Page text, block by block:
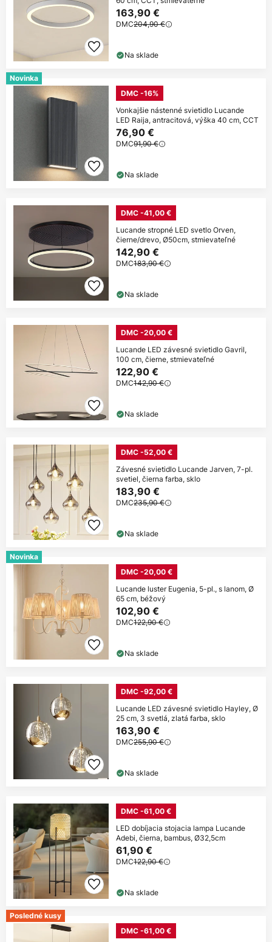
163,90 €
DMC204,90 €
Na sklade
Novinka
DMC -16%
Vonkajšie nástenné svietidlo Lucande
LED Raija, antracitová, výška 40 cm, CCT
76,90 €
DMC91,90 €
Na sklade
DMC -41,00 €
Lucande stropné LED svetlo Orven,
čierne/drevo, Ø50cm, stmievateľné
142,90 €
DMC183,90 €
Na sklade
DMC -20,00 €
Lucande LED závesné svietidlo Gavril,
100 cm, čierne, stmievateľné
122,90 €
DMC142,90 €
Na sklade
DMC -52,00 €
Závesné svietidlo Lucande Jarven, 7-pl.
svetiel, čierna farba, sklo
183,90 €
DMC235,90 €
Na sklade
Novinka
DMC -20,00 €
Lucande luster Eugenia, 5-pl., s lanom, Ø
65 cm, béžový
102,90 €
DMC122,90 €
Na sklade
DMC -92,00 €
Lucande LED závesné svietidlo Hayley, Ø
25 cm, 3 svetlá, zlatá farba, sklo
163,90 €
DMC255,90 €
Na sklade
DMC -61,00 €
LED dobíjacia stojacia lampa Lucande
Adebi, čierna, bambus, Ø32,5cm
61,90 €
DMC122,90 €
Na sklade
Posledné kusy
DMC -61,00 €